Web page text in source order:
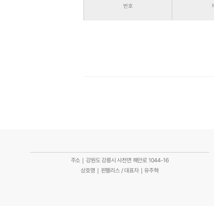
번호
주소｜강원도 강릉시 사천면 해안로 1044-16
상호명｜윈팰리스 / 대표자｜유주혁